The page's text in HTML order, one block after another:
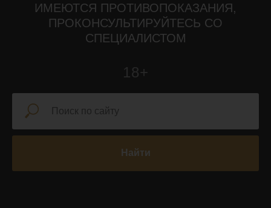
ИМЕЮТСЯ ПРОТИВОПОКАЗАНИЯ,
ПРОКОНСУЛЬТИРУЙТЕСЬ СО
СПЕЦИАЛИСТОМ
18+
Найти